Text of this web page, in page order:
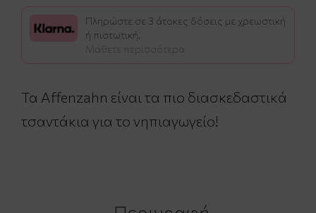
Πληρώστε σε 3 άτοκες δόσεις με χρεωστική
ή πιστωτική.
Μάθετε περισσότερα
Τα Affenzahn είναι τα πιο διασκεδαστικά
τσαντάκια για το νηπιαγωγείο!